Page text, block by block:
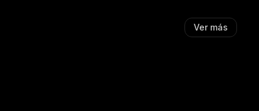
Ver más